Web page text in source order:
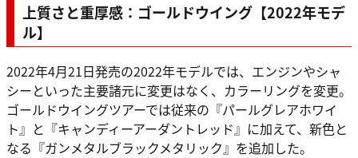
上質さと重厚感：ゴールドウイング【2022年モデ
ル】
2022年4月21日発売の2022年モデルでは、エンジンやシャ
シーといった主要諸元に変更はなく、カラーリングを変更。
ゴールドウイングツアーでは従来の『パールグレアホワイ
ト』と『キャンディーアーダントレッド』に加えて、新色と
なる『ガンメタルブラックメタリック』を追加した。